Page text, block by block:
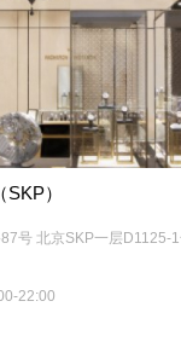
）
号 北京SKP一层D1125-
22:00